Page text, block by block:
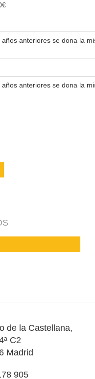
años anteriores se dona la
años anteriores se dona la
de la Castellana,
C2
Madrid
905